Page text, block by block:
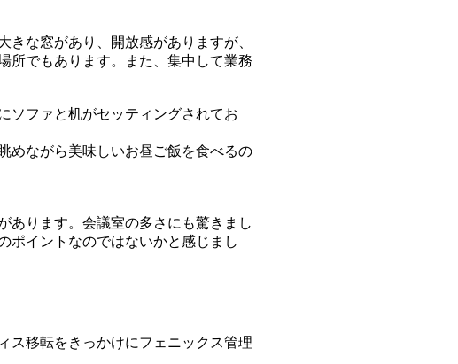
な窓があり、開放感がありますが、
所でもあります。また、集中して業務
ソファと机がセッティングされてお
めながら美味しいお昼ご飯を食べるの
あります。会議室の多さにも驚きまし
ポイントなのではないかと感じまし
ス移転をきっかけにフェニックス管理